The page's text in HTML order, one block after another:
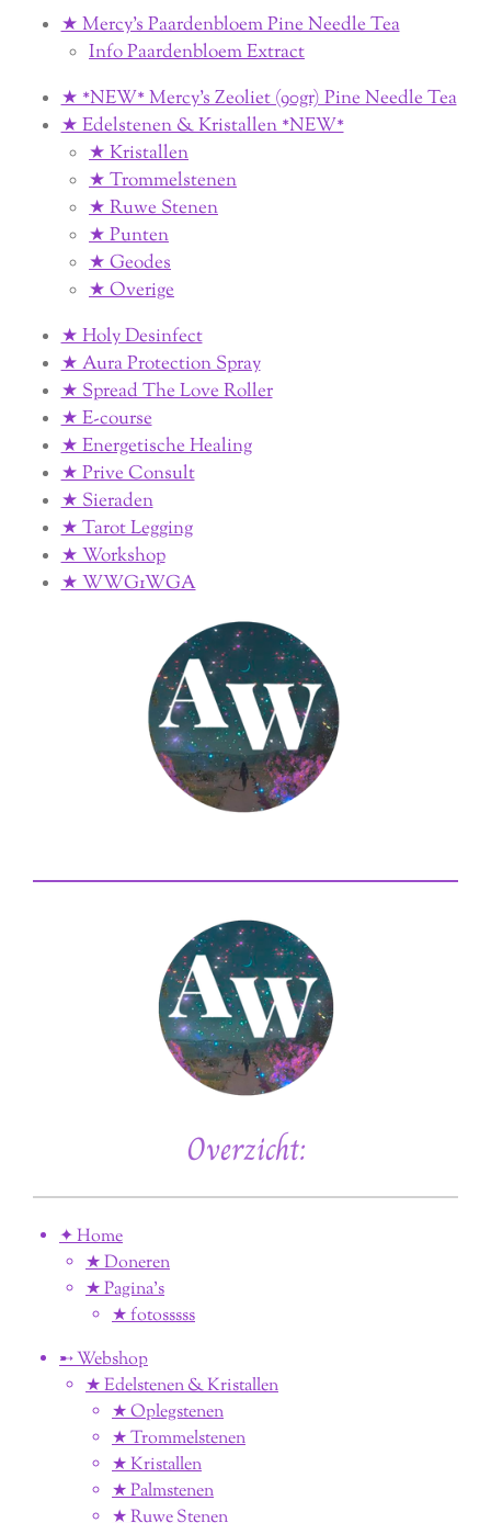
★ Mercy's Paardenbloem Pine Needle Tea
Info Paardenbloem Extract
★ *NEW* Mercy's Zeoliet (90gr) Pine Needle Tea
★ Edelstenen & Kristallen *NEW*
★ Kristallen
★ Trommelstenen
★ Ruwe Stenen
★ Punten
★ Geodes
★ Overige
★ Holy Desinfect
★ Aura Protection Spray
★ Spread The Love Roller
★ E-course
★ Energetische Healing
★ Prive Consult
★ Sieraden
★ Tarot Legging
★ Workshop
★ WWG1WGA
Overzicht:
✦ Home
★ Doneren
★ Pagina’s
★ fotosssss
➸ Webshop
★ Edelstenen & Kristallen
★ Oplegstenen
★ Trommelstenen
★ Kristallen
★ Palmstenen